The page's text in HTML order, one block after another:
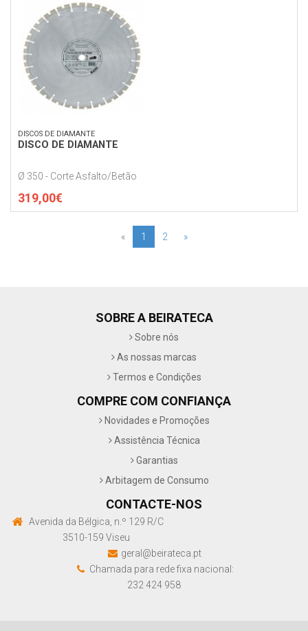
DISCOS DE DIAMANTE
DISCO DE DIAMANTE
Ø 350 - Corte Asfalto/Betão
319,00€
« 1 2 »
SOBRE A BEIRATECA
Sobre nós
As nossas marcas
Termos e Condições
COMPRE COM CONFIANÇA
Novidades e Promoções
Assistência Técnica
Garantias
Arbitagem de Consumo
CONTACTE-NOS
Avenida da Bélgica, n.º 129 R/C
3510-159 Viseu
geral@beirateca.pt
Chamada para rede fixa nacional:
232 424 958